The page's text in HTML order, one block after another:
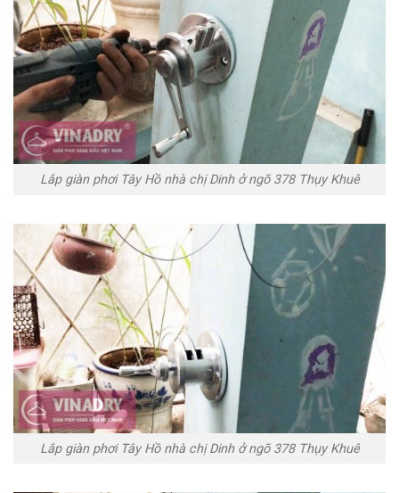
Lắp giàn phơi Tây Hồ nhà chị Dinh ở ngõ 378 Thụy Khuê
Lắp giàn phơi Tây Hồ nhà chị Dinh ở ngõ 378 Thụy Khuê